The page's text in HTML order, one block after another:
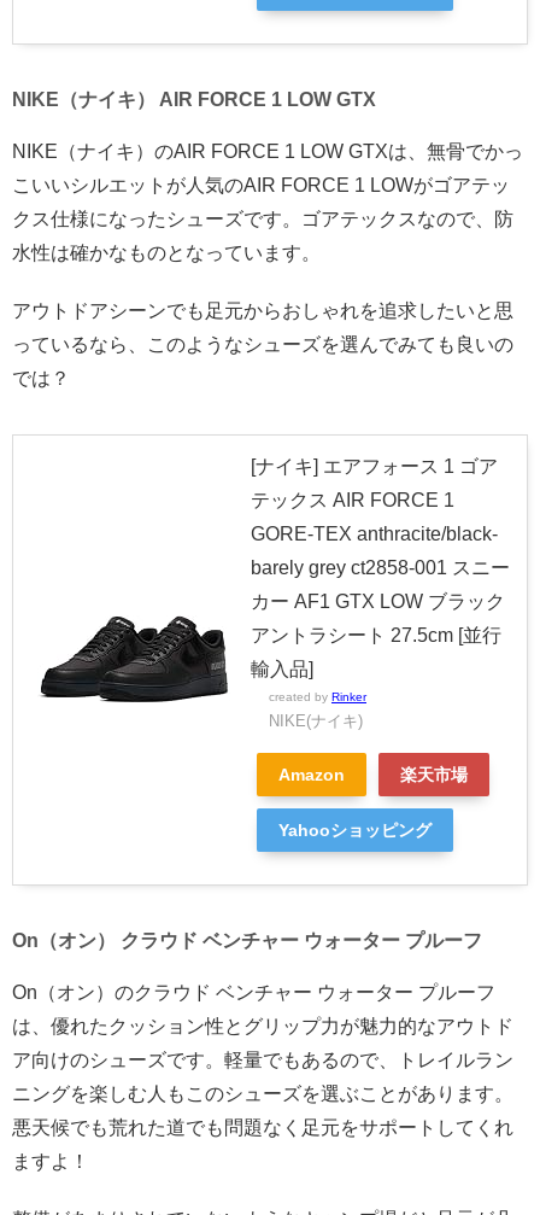
NIKE（ナイキ） AIR FORCE 1 LOW GTX
NIKE（ナイキ）のAIR FORCE 1 LOW GTXは、無骨でかっ
こいいシルエットが人気のAIR FORCE 1 LOWがゴアテッ
クス仕様になったシューズです。ゴアテックスなので、防
水性は確かなものとなっています。
アウトドアシーンでも足元からおしゃれを追求したいと思
っているなら、このようなシューズを選んでみても良いの
では？
[ナイキ] エアフォース 1 ゴア
テックス AIR FORCE 1
GORE-TEX anthracite/black-
barely grey ct2858-001 スニー
カー AF1 GTX LOW ブラック
アントラシート 27.5cm [並行
輸入品]
created by Rinker
NIKE(ナイキ)
Amazon 楽天市場
Yahooショッピング
On（オン） クラウド ベンチャー ウォーター プルーフ
On（オン）のクラウド ベンチャー ウォーター プルーフ
は、優れたクッション性とグリップ力が魅力的なアウトド
ア向けのシューズです。軽量でもあるので、トレイルラン
ニングを楽しむ人もこのシューズを選ぶことがあります。
悪天候でも荒れた道でも問題なく足元をサポートしてくれ
ますよ！